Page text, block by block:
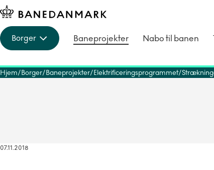
Borger Baneprojekter Nabo til banen
Hjem Borger Baneprojekter Elektrificeringsprogrammet
07.11.2018